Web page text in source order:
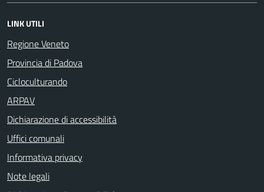
LINK UTILI
Regione Veneto
Provincia di Padova
Cicloculturando
ARPAV
Dichiarazione di accessibilità
Uffici comunali
Informativa privacy
Note legali